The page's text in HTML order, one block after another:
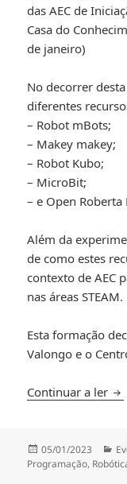
das AEC de
Casa do
de janeiro)
No decorrer
diferentes
– Robot mBots;
– Makey makey;
– Robot Kubo;
– MicroBit;
– e Open Roberta
Além da
de como estes
contexto de AEC
nas áreas STEAM.
Esta formação
Valongo e o
Continuar a ler
Publicado
a
05/01/2023
Programação,